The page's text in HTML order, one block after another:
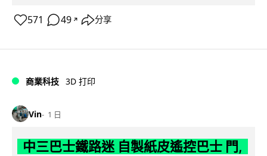
571 49 ↗ 分享
商業科技 3D 打印
Vin 1 日
中三巴士鐵路迷 自製紙皮遙控巴士 門,